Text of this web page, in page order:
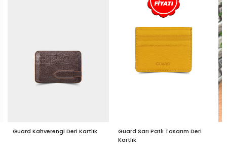
Guard Kahverengi Deri Kartlık
Guard Sarı Patlı Tasarım Deri
Kartlık